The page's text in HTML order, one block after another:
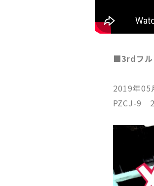
■3rdフル
2019年05
PZCJ-9